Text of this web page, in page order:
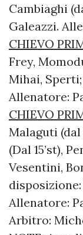
Cambiaghi
Galeazzi.
CHIEVO
Frey,
Mihai,
Allenatore:
CHIEVO
Malaguti (dal
(Dal 15’st),
Vesentini,
Allenatore:
Arbitro: